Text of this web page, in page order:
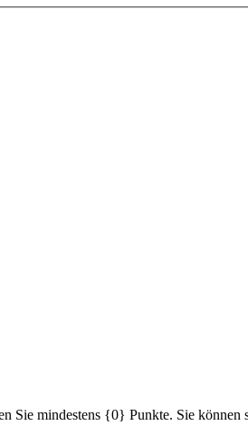
Sie mindestens {0} Punkte. Sie